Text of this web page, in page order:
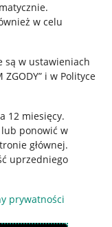
.
w celu
są w ustawieniach
i w Polityce
12 miesięcy.
lub ponowić w
głównej.
uprzedniego
prywatności